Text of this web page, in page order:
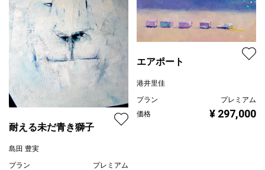
耐える未だ青き獅子
島田 豊実
プラン
プレミアム
エアポート
港井里佳
プラン
プレミアム
価格
¥ 297,000